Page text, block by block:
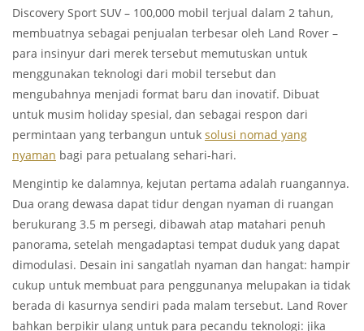
Discovery Sport SUV – 100,000 mobil terjual dalam 2 tahun,
membuatnya sebagai penjualan terbesar oleh Land Rover –
para insinyur dari merek tersebut memutuskan untuk
menggunakan teknologi dari mobil tersebut dan
mengubahnya menjadi format baru dan inovatif. Dibuat
untuk musim holiday spesial, dan sebagai respon dari
permintaan yang terbangun untuk solusi nomad yang
nyaman bagi para petualang sehari-hari.
Mengintip ke dalamnya, kejutan pertama adalah ruangannya.
Dua orang dewasa dapat tidur dengan nyaman di ruangan
berukurang 3.5 m persegi, dibawah atap matahari penuh
panorama, setelah mengadaptasi tempat duduk yang dapat
dimodulasi. Desain ini sangatlah nyaman dan hangat: hampir
cukup untuk membuat para penggunanya melupakan ia tidak
berada di kasurnya sendiri pada malam tersebut. Land Rover
bahkan berpikir ulang untuk para pecandu teknologi: jika